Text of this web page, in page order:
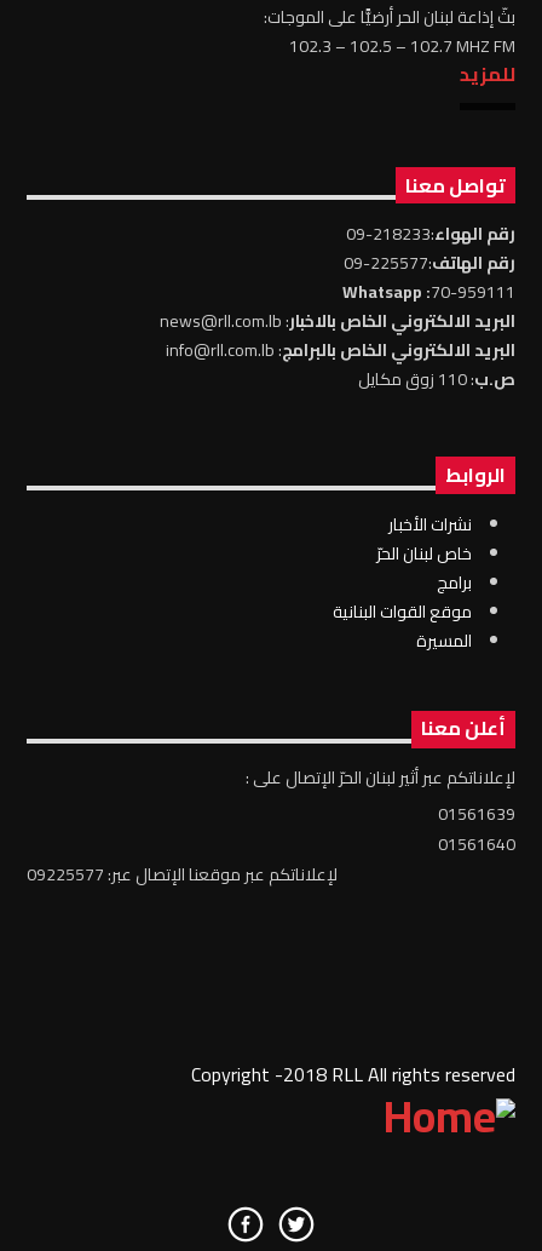
بثّ إذاعة لبنان الحر أرضيًّا على الموجات:
102.3 – 102.5 – 102.7 MHZ FM
للمزيد
تواصل معنا
رقم الهواء:218233-09
رقم الهاتف:225577-09
70-959111
: Whatsapp
البريد الالكتروني الخاص بالاخبار: news@rll.com.lb
البريد الالكتروني الخاص بالبرامج: info@rll.com.lb
ص.ب: 110 زوق مكايل
الروابط
نشرات الأخبار
خاص لبنان الحرّ
برامج
موقع القوات البنانية
المسيرة
أعلن معنا
لإعلاناتكم عبر أثير لبنان الحرّ الإتصال على :
01561639
01561640
لإعلاناتكم عبر موقعنا الإتصال عبر: 09225577
Copyright -2018 RLL All rights reserved